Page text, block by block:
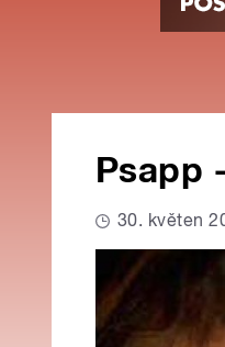
Psapp
30. květen